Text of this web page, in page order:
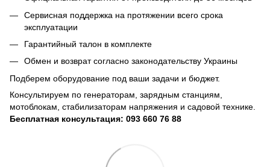
Сервисная поддержка на протяжении всего срока
эксплуатации
Гарантийный талон в комплекте
Обмен и возврат согласно законодательству Украины
Подберем оборудование под ваши задачи и бюджет.
Консультируем по генераторам, зарядным станциям,
мотоблокам, стабилизаторам напряжения и садовой технике.
Бесплатная консультация: 093 660 76 88